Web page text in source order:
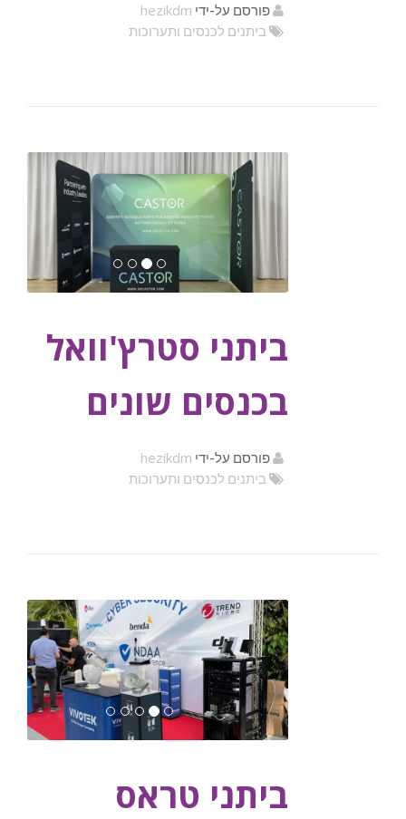
פורסם על-ידי hezikdm
ביתנים לכנסים ותערוכות
ביתני סטרץ'וואל
בכנסים שונים
פורסם על-ידי hezikdm
ביתנים לכנסים ותערוכות
ביתני טראס